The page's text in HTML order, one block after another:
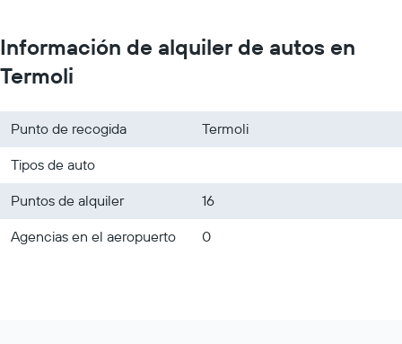
Información de alquiler de autos en
Termoli
Punto de recogida
Termoli
Tipos de auto
Puntos de alquiler
16
Agencias en el aeropuerto
0